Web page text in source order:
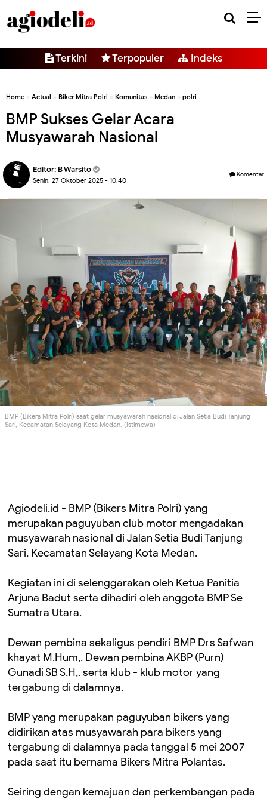
Terkini Terpopuler Indeks
Home » Actual » Biker Mitra Polri » Komunitas » Medan » polri
BMP Sukses Gelar Acara
Musyawarah Nasional
Editor: B Warsito
Senin, 27 Oktober 2025 - 10.40
Komentar
BMP (Bikers Mitra Polri) saat gelar musyawarah nasional di Jalan Setia Budi Tanjung
Sari, Kecamatan Selayang Kota Medan. (Istimewa)
Agiodeli.id - BMP (Bikers Mitra Polri) yang
merupakan paguyuban club motor mengadakan
musyawarah nasional di Jalan Setia Budi Tanjung
Sari, Kecamatan Selayang Kota Medan.
Kegiatan ini di selenggarakan oleh Ketua Panitia
Arjuna Badut serta dihadiri oleh anggota BMP Se -
Sumatra Utara.
Dewan pembina sekaligus pendiri BMP Drs Safwan
khayat M.Hum,. Dewan pembina AKBP (Purn)
Gunadi SB S.H,. serta klub - klub motor yang
tergabung di dalamnya.
BMP yang merupakan paguyuban bikers yang
didirikan atas musyawarah para bikers yang
tergabung di dalamnya pada tanggal 5 mei 2007
pada saat itu bernama Bikers Mitra Polantas.
Seiring dengan kemajuan dan perkembangan pada